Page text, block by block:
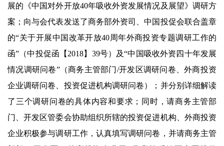
展的《中国对外开放40年吸收外资发展情况及展望》调研方
案；向与会代表发送了商务部外资司、中国投促会联合盖章
的“关于开展中国改革开放40周年外商投资专题调研工作的
函”（中投促函【2018】39号）及“中国吸收外资四十年发展
情况调研问卷”（商务主管部门/开发区调研问卷、外商投资
企业调研问卷、投资促进机构调研问卷）；并分别详细解读
了三个调研问卷的具体内容和要求；同时，请商务主管部
门、开发区管委会协助组织所辖的投资促进机构、外商投资
企业积极参与调研工作，认真填写调研问卷，并请商务主管